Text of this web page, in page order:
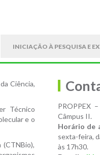
INICIAÇÃO À PESQUISA E
Ciência,
Técnico
e o
PROPPEX
Câmpus II.
Horário de
sexta-feira,
às 17h30.